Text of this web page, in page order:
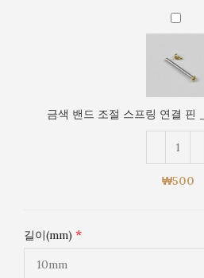
핀
형
속
부
품
조
립
금
색
밴
드
스
연
금색 밴드 조절 스프링 연결 핀
₩500
길이(mm) *